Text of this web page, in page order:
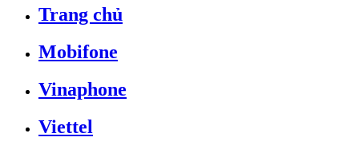
Trang chủ
Mobifone
Vinaphone
Viettel